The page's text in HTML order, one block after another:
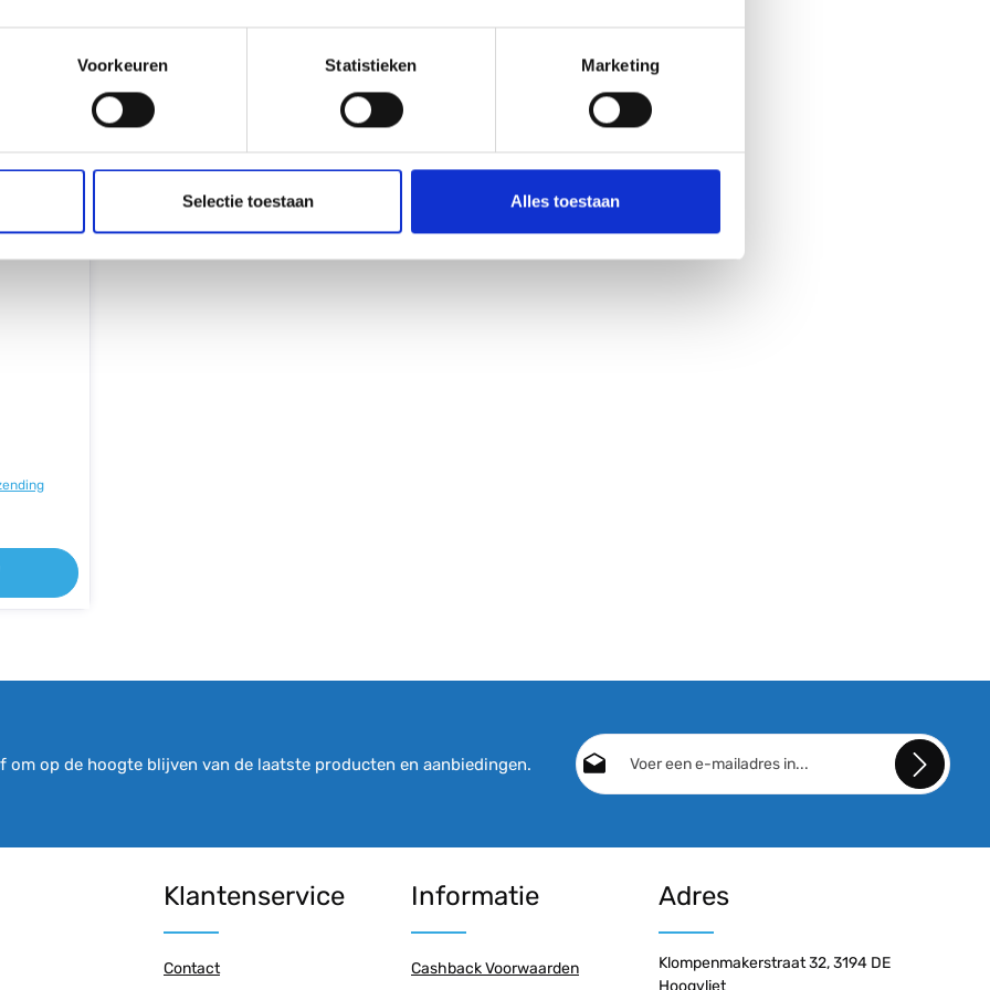
Voorkeuren Statistieken Marketing
Selectie toestaan Alles toestaan
jas -
De
dit
en
water.
aan de
gemaakt
van
patroon
en
op de hoogte blijven van de laatste producten en aanbiedingen.
E-mailadres*
gelezen en onze
geaccepteerd.
Klantenservice
Contact
Informatie
Cashback Voorwaarden
Adres
Klompenmakerstraat 32, 3194 DE
Hoogvliet